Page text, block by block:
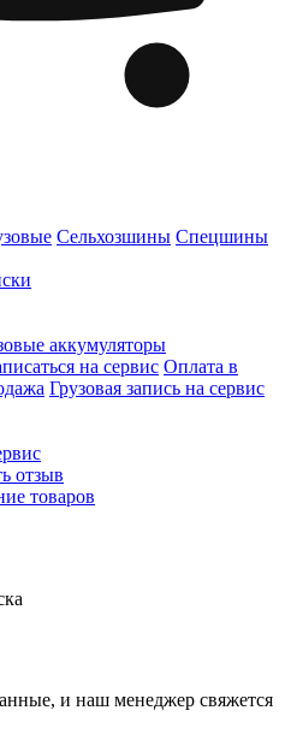
Сельхозшины Спецшины
аккумуляторы
на сервис Оплата в
Грузовая запись на сервис
отзыв
товаров
и наш менеджер свяжется